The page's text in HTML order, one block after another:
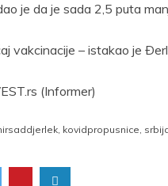
je da je sada 2,5 puta
vakcinacije – istakao je
(Informer)
, kovidpropusnice,